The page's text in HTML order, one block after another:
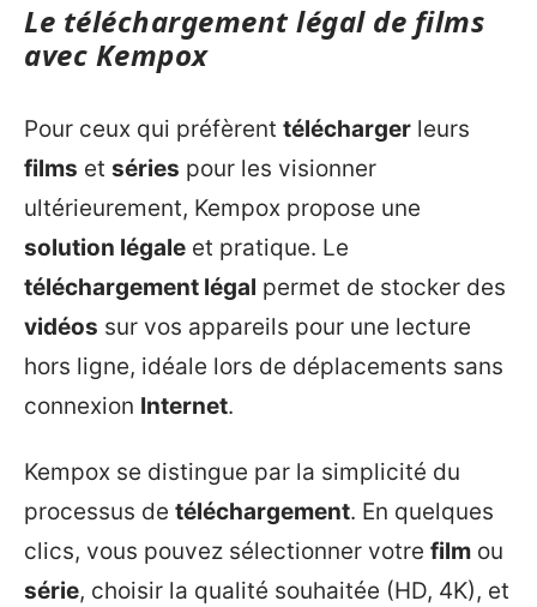
Le téléchargement légal de films
avec Kempox
Pour ceux qui préfèrent télécharger leurs
films et séries pour les visionner
ultérieurement, Kempox propose une
solution légale et pratique. Le
téléchargement légal permet de stocker des
vidéos sur vos appareils pour une lecture
hors ligne, idéale lors de déplacements sans
connexion Internet.
Kempox se distingue par la simplicité du
processus de téléchargement. En quelques
clics, vous pouvez sélectionner votre film ou
série, choisir la qualité souhaitée (HD, 4K), et